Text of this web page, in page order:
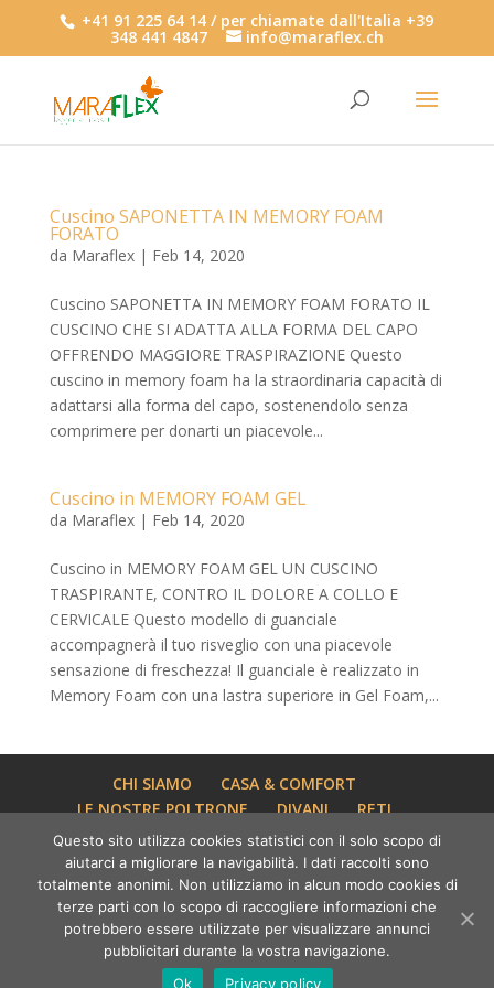
+41 91 225 64 14 / per chiamate dall'Italia +39
348 441 4847 info@maraflex.ch
Cuscino SAPONETTA IN MEMORY FOAM
FORATO
da Maraflex| Feb 14, 2020
Cuscino SAPONETTA IN MEMORY FOAM FORATO IL
CUSCINO CHE SI ADATTA ALLA FORMA DEL CAPO
OFFRENDO MAGGIORE TRASPIRAZIONE Questo
cuscino in memory foam ha la straordinaria capacità di
adattarsi alla forma del capo, sostenendolo senza
comprimere per donarti un piacevole...
Cuscino in MEMORY FOAM GEL
da Maraflex| Feb 14, 2020
Cuscino in MEMORY FOAM GEL UN CUSCINO
TRASPIRANTE, CONTRO IL DOLORE A COLLO E
CERVICALE Questo modello di guanciale
accompagnerà il tuo risveglio con una piacevole
sensazione di freschezza! Il guanciale è realizzato in
Memory Foam con una lastra superiore in Gel Foam,...
CHI SIAMO
CASA & COMFORT
LE NOSTRE POLTRONE
DIVANI
RETI
LETTI
I NOSTRI MATERASSI
I NOSTRI GUANCIALI
I NOSTRI TOPPER
NATALE 2025
CONTATTI
Maraflex SAGL - via Laveggio 3, 6855 Stabio - Ticino
(CH) | Sito web realizzato daTecidea
Questo sito utilizza cookies statistici con il solo scopo di
aiutarci a migliorare la navigabilità. I dati raccolti sono
totalmente anonimi. Non utilizziamo in alcun modo cookies di
terze parti con lo scopo di raccogliere informazioni che
potrebbero essere utilizzate per visualizzare annunci
pubblicitari durante la vostra navigazione.
Ok
Privacy policy